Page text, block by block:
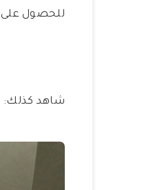
للحصول
شاهد كذلك: